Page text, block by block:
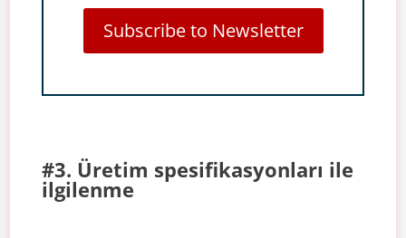
Subscribe to Newsletter
#3. Üretim spesifikasyonları ile
ilgilenme